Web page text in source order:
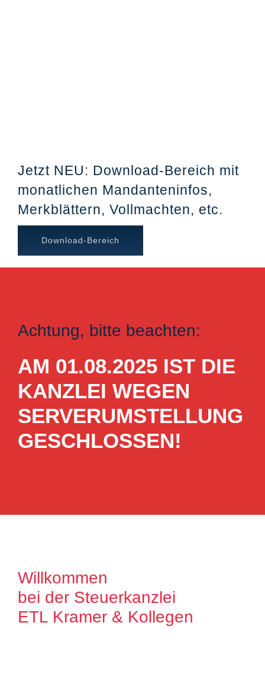
Jetzt NEU: Download-Bereich mit
monatlichen Mandanteninfos,
Merkblättern, Vollmachten, etc.
Download-Bereich
Achtung, bitte beachten:
AM 01.08.2025 IST DIE
KANZLEI WEGEN
SERVERUMSTELLUNG
GESCHLOSSEN!
Willkommen
bei der Steuerkanzlei
ETL Kramer & Kollegen